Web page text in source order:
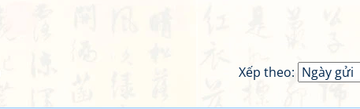
Xếp theo: